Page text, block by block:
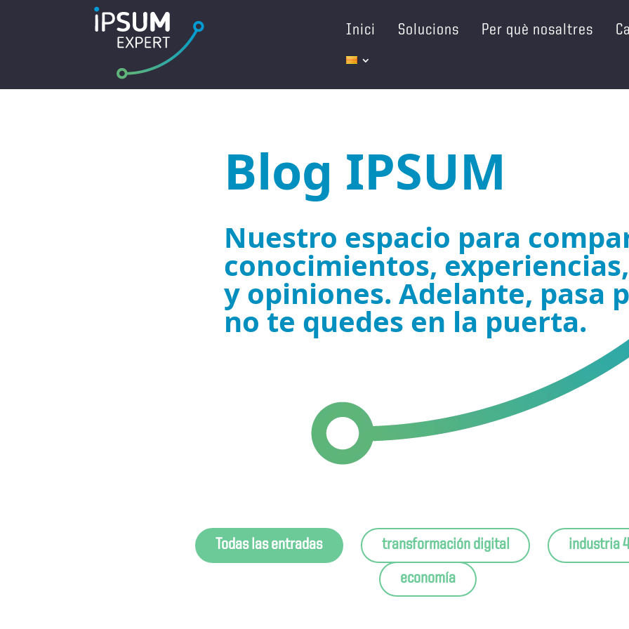
Inici Solucions Per què nosaltres
Blog IPSUM
Nuestro espacio para
conocimientos,
y opiniones. Adelante, pasa
no te quedes en la puerta.
Todas las entradas transformación digital industria
economía